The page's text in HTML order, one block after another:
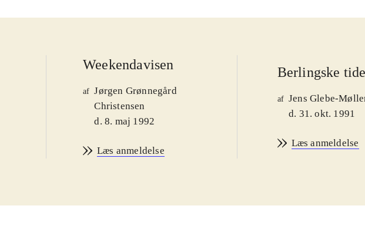
Weekendavisen
af Jørgen Grønnegård
Christensen
d. 8. maj 1992
Læs anmeldelse
Berlingske
af Jens Glebe-
d. 31. okt. 1991
Læs anmeldelse